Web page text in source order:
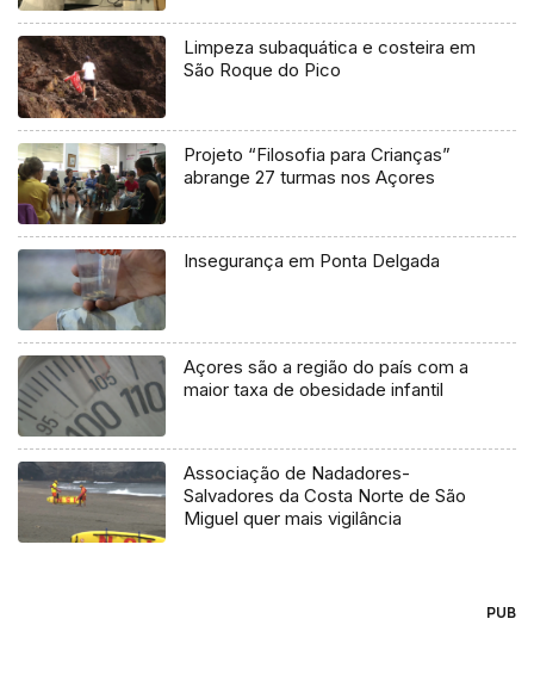
Limpeza subaquática e costeira em
São Roque do Pico
Projeto “Filosofia para Crianças”
abrange 27 turmas nos Açores
Insegurança em Ponta Delgada
Açores são a região do país com a
maior taxa de obesidade infantil
Associação de Nadadores-
Salvadores da Costa Norte de São
Miguel quer mais vigilância
PUB